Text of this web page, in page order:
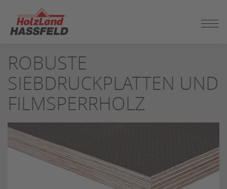
SEITENINHALT
SPRINGEN
ROBUSTE
SIEBDRUCKPLATTEN UND
FILMSPERRHOLZ